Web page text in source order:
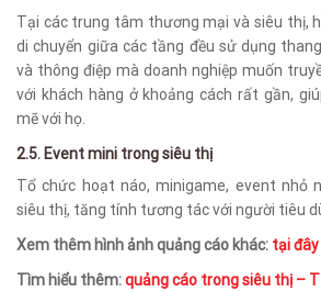
Tại các trung tâm thương mại và siêu thị,
di chuyển giữa các tầng đều sử dụng
và thông điệp mà doanh nghiệp muốn
với khách hàng ở khoảng cách rất gần,
mẽ với họ.
2.5. Event mini trong siêu thị
Tổ chức hoạt náo, minigame, event nhỏ
siêu thị, tăng tính tương tác với người tiêu
Xem thêm hình ảnh quảng cáo khác: tại đây
Tìm hiểu thêm:quảng cáo trong siêu thị –